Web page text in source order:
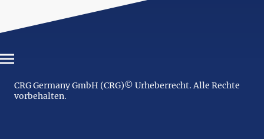
CRG Germany GmbH (CRG)© Urheberrecht. Alle Rechte
vorbehalten.